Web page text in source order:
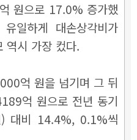
원으로 17.0% 증가했
일하게 대손상각비가
역시 가장 컸다.
억 원을 넘기며 그 뒤
억 원으로 전년 동기
대비 14.4%, 0.1%씩